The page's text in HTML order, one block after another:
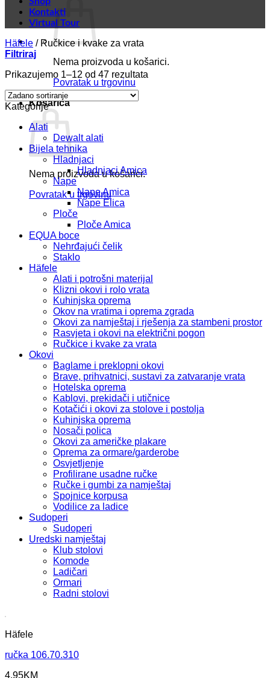
Nema proizvoda u košarici.
Povratak u trgovinu
Košarica
Nema proizvoda u košarici.
Povratak u trgovinu
Kontakti
Virtual Tour
Häfele /Ručkice i kvake za vrata
Filtriraj
Prikazujemo 1–12 od 47 rezultata
Kategorije
Alati
Dewalt alati
Bijela tehnika
Hladnjaci
Hladnjaci Amica
Nape
Nape Amica
Nape Elica
Ploče
Ploče Amica
EQUA boce
Nehrđajući čelik
Staklo
Häfele
Alati i potrošni materijal
Klizni okovi i rolo vrata
Kuhinjska oprema
Okov na vratima i oprema zgrada
Okovi za namještaj i rješenja za stambeni prostor
Rasvjeta i okovi na električni pogon
Ručkice i kvake za vrata
Okovi
Baglame i preklopni okovi
Brave, prihvatnici, sustavi za zatvaranje vrata
Hotelska oprema
Kablovi, prekidači i utičnice
Kotačići i okovi za stolove i postolja
Kuhinjska oprema
Nosači polica
Okovi za američke plakare
Oprema za ormare/garderobe
Osvjetljenje
Profilirane usadne ručke
Ručke i gumbi za namještaj
Spojnice korpusa
Vodilice za ladice
Sudoperi
Sudoperi
Uredski namještaj
Klub stolovi
Komode
Ladičari
Ormari
Radni stolovi
Häfele
ručka 106.70.310
4,95KM